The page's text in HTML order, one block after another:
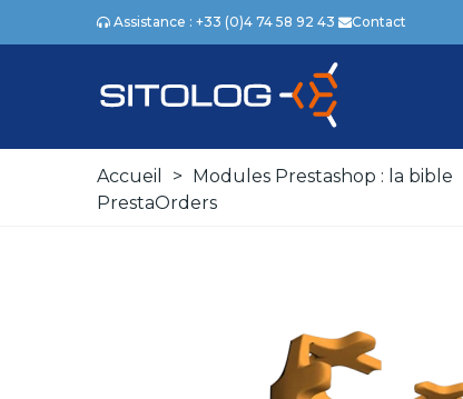
Assistance : +33 (0)4 74 58 92 43 Contact
Accueil > Modules Prestashop : la bible
PrestaOrders